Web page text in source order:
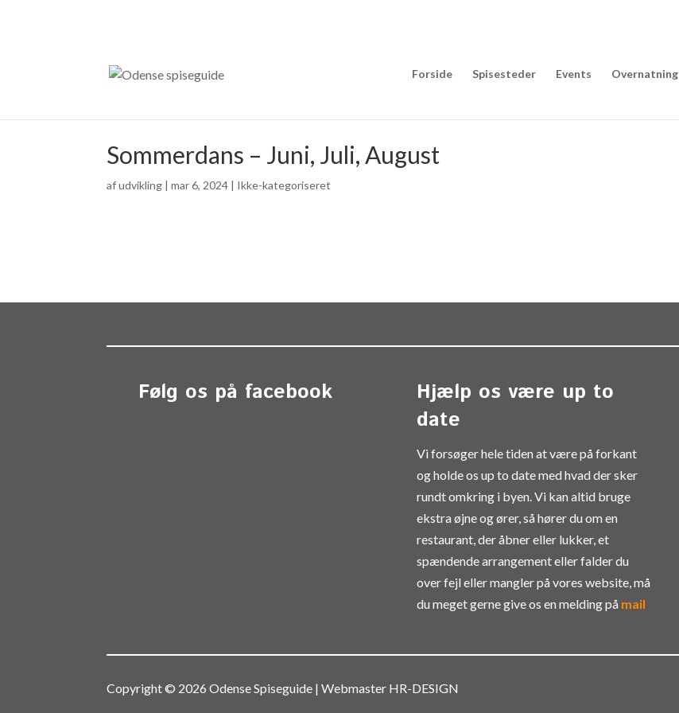
Forside Spisesteder Events Overnatning
Sommerdans – Juni, Juli, August
afudvikling |mar 6, 2024 | Ikke-kategoriseret
Følg os på facebook
Hjælp os være up to
date
Vi forsøger hele tiden at være på forkant
og holde os up to date med hvad der sker
rundt omkring i byen. Vi kan altid bruge
ekstra øjne og ører, så hører du om en
restaurant, der åbner eller lukker, et
spændende arrangement eller falder du
over fejl eller mangler på vores website, må
du meget gerne give os en melding på mail
Copyright © 2026 Odense Spiseguide | Webmaster HR-DESIGN